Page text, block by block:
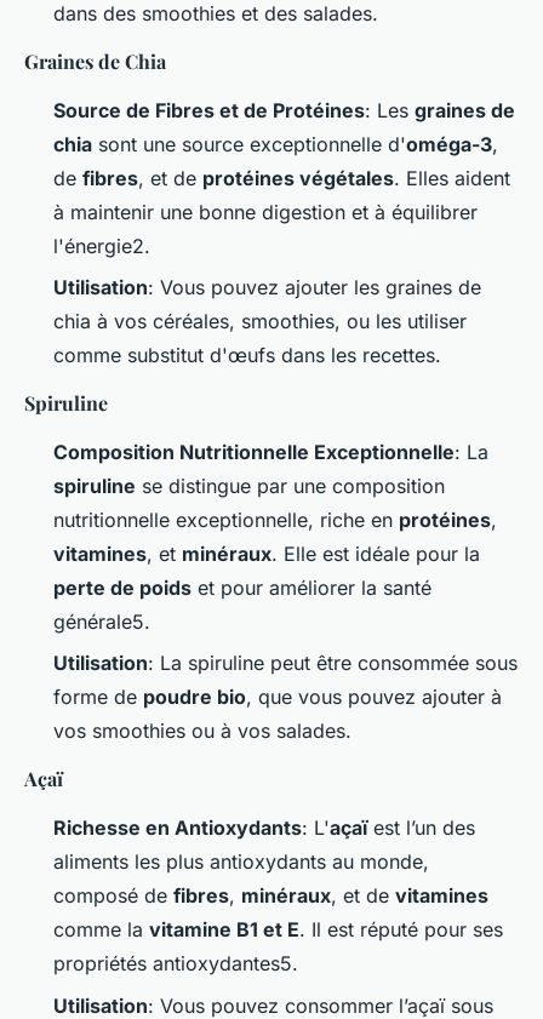
dans des smoothies et des salades.
Graines de Chia
Source de Fibres et de Protéines: Les graines de
chia sont une source exceptionnelle d'oméga-3,
de fibres, et de protéines végétales. Elles aident
à maintenir une bonne digestion et à équilibrer
l'énergie2.
Utilisation: Vous pouvez ajouter les graines de
chia à vos céréales, smoothies, ou les utiliser
comme substitut d'œufs dans les recettes.
Spiruline
Composition Nutritionnelle Exceptionnelle: La
spiruline se distingue par une composition
nutritionnelle exceptionnelle, riche en protéines,
vitamines, et minéraux. Elle est idéale pour la
perte de poids et pour améliorer la santé
générale5.
Utilisation: La spiruline peut être consommée sous
forme de poudre bio, que vous pouvez ajouter à
vos smoothies ou à vos salades.
Açaï
Richesse en Antioxydants: L'açaïest l’un des
aliments les plus antioxydants au monde,
composé de fibres, minéraux, et de vitamines
comme la vitamine B1 et E. Il est réputé pour ses
propriétés antioxydantes5.
Utilisation: Vous pouvez consommer l’açaï sous